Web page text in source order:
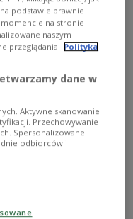
zapis wydarzenia jest
oraz w streamingu.
The Cranberries
podstawie prawnie
na stronie
naszym
przeglądania.
Polityka
dane w
Aktywne skanowanie
Przechowywanie
Spersonalizowane
odbiorców i